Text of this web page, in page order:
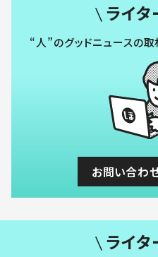
ライタ
“人”のグッドニュースの
お問い合わ
ライタ